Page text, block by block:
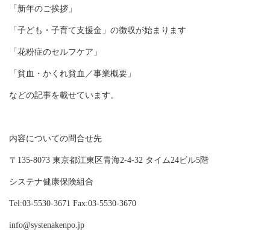
Insurance
Benefits
保健事
Health
Checkup
Procedure
申請書
Form
よくあ
「新年のご挨拶」
「子ども・子育て支援金」の徴収が始まります
「花粉症のセルフケア」
「貧血・かくれ貧血／事業概要」
などの記事を載せています。
内容についての問合せ先
〒135-8073 東京都江東区青海2-4-32 タイム24ビル5階
システナ健康保険組合
Tel:03-5530-3671 Fax:03-5530-3670
info@systenakenpo.jp